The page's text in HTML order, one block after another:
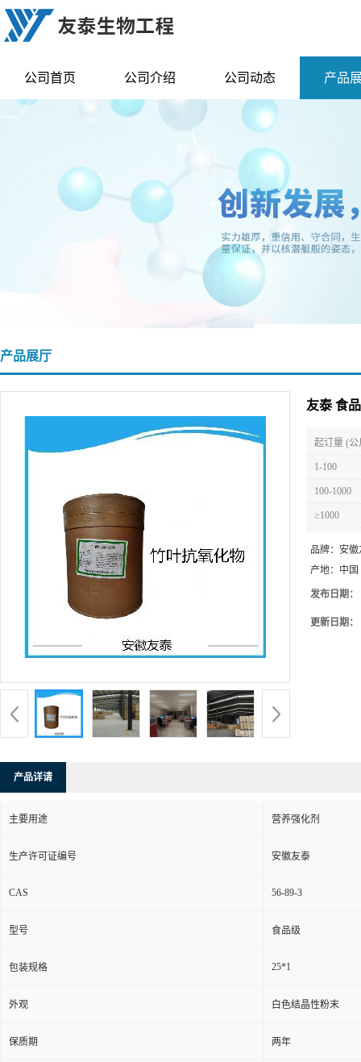
公司首页 公司介绍 公司动态 产品
产品展厅
友泰 食
起订量 (公
1-100
100-1000
≥1000
品牌： 安徽
产地： 中国
发布日期：
更新日期：
产品详请
主要用途 营养强化剂
生产许可证编号 安徽友泰
CAS 56-89-3
型号 食品级
包装规格 25*1
外观 白色结晶性粉末
保质期 两年